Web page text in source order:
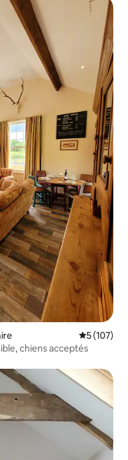
appréciés
Évaluation
5 (107)
paisible, chiens acceptés
appréciés